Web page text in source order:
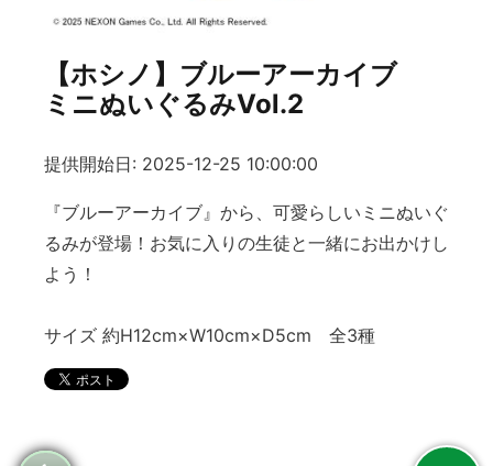
【ホシノ】ブルーアーカイブ
ミニぬいぐるみVol.2
提供開始日: 2025-12-25 10:00:00
『ブルーアーカイブ』から、可愛らしいミニぬいぐ
るみが登場！お気に入りの生徒と一緒にお出かけし
よう！
サイズ 約H12cm×W10cm×D5cm 全3種